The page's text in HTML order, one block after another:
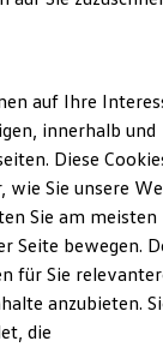
auf Ihre
innerhalb und
Diese
Sie unsere
Sie am meisten
Seite bewegen.
für Sie
anzubieten.
die